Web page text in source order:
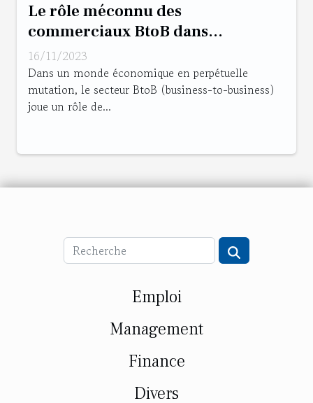
Le rôle méconnu des
commerciaux BtoB dans
l'évolution de l'emploi
16/11/2023
Dans un monde économique en perpétuelle
mutation, le secteur BtoB (business-to-business)
joue un rôle de...
Emploi
Management
Finance
Divers